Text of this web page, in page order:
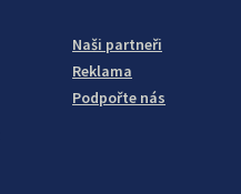
Naši partneři
Reklama
Podpořte nás